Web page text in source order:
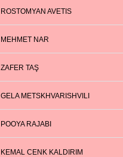
ROSTOMYAN AVETIS
MEHMET NAR
ZAFER TAŞ
GELA METSKHVARISHVILI
POOYA RAJABI
KEMAL CENK KALDIRIM